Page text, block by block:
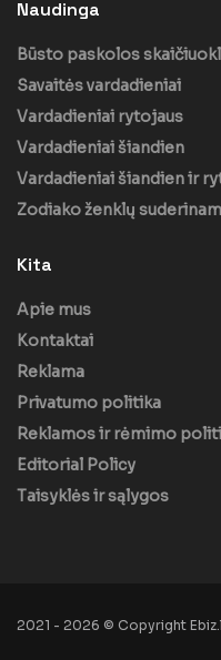
Naudinga
Būsto paskolos
Savaitės vardadieniai
Vardadieniai rytojaus
Vardadieniai šiandien
Vardadieniai šiandien ir
Zodiako ženklų
Kita
Apie mus
Kontaktai
Reklama
Privatumo politika
Reklamos ir rėmimo
Editorial Policy
Taisyklės ir sąlygos
2021 - 2026 © Copyright